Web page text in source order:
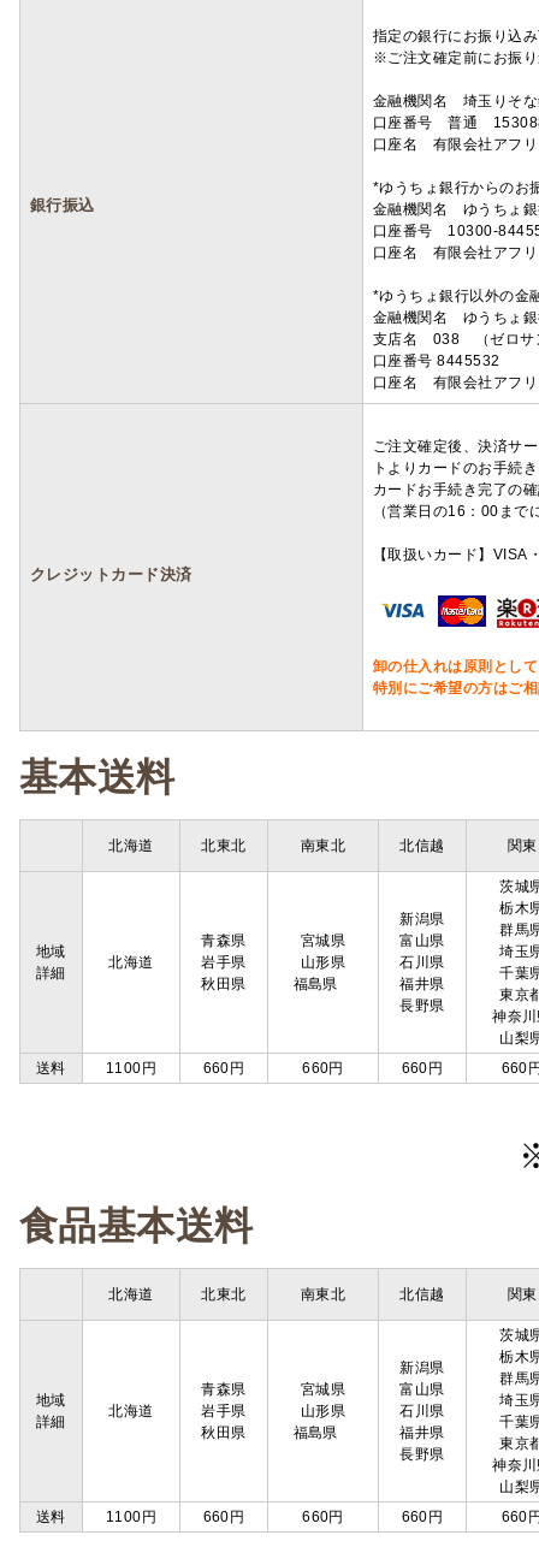
銀行振込
指定の銀行にお振り込
※ご注文確定前にお振
金融機関名 埼玉りそ
口座番号 普通
口座名 有限会社アフ
*ゆうちょ銀行からのお
金融機関名 ゆうちょ
口座番号 10300-
口座名 有限会社アフ
*ゆうちょ銀行以外の金
金融機関名 ゆうちょ
支店名 038 （ゼロサ
口座番号 8445532
口座名 有限会社アフ
クレジットカード決済
ご注文確定後、決済サ
トよりカードのお手続
カードお手続き完了の
（営業日の16：00ま
【取扱いカード】
卸の仕入れは原則とし
特別にご希望の方はご
基本送料
北海道 北東北 南東北 北信越 関東
地域
詳細
北海道
青森県
岩手県
秋田県
宮城県
山形県
福島県
新潟県
富山県
石川県
福井県
長野県
茨城
栃木
群馬
埼玉
千葉
東京
神奈
山梨
送料
1100円 660円 660円 660円 660
食品基本送料
北海道 北東北 南東北 北信越 関東
地域
詳細
北海道
青森県
岩手県
秋田県
宮城県
山形県
福島県
新潟県
富山県
石川県
福井県
長野県
茨城
栃木
群馬
埼玉
千葉
東京
神奈
山梨
送料
1100円 660円 660円 660円 660